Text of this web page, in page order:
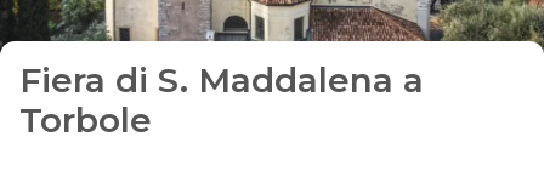
Fiera di S. Maddalena a
Torbole